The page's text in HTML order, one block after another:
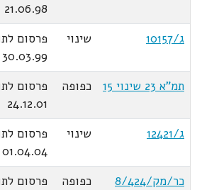
21.06.98
ג/10157
שינוי
פרסום
30.03.99
תמ"א 23 שינוי 15
כפופה
פרסום
24.12.01
ג/12421
שינוי
פרסום
01.04.04
כר/מק/8/424
כפופה
פרסום